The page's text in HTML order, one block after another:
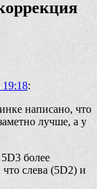
19:18:
написано, что
лучше, а у
более
слева (5D2) и